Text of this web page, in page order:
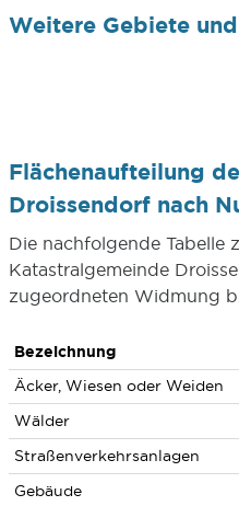
Weitere Gebiete
Flächenaufteilung
Droissendorf nach
Die nachfolgende Tabelle
Katastralgemeinde
zugeordneten Widmung
Bezeichnung
Äcker, Wiesen oder Weiden
Wälder
Straßenverkehrsanlagen
Gebäude